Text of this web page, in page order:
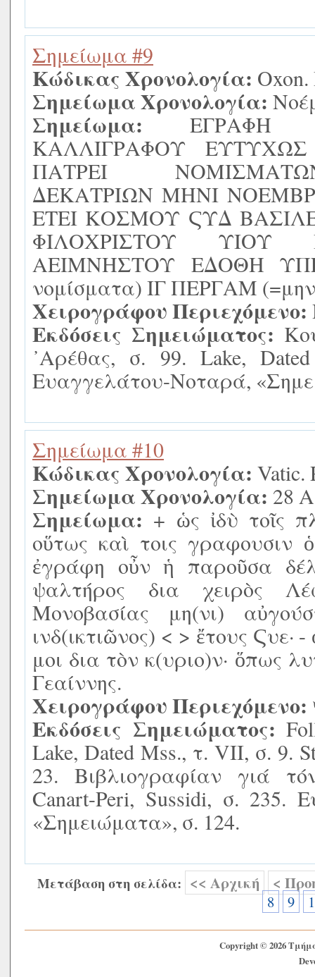
Σημείωμα #9
Κώδικας Χρονολογία:
Σημείωμα Χρονολογία:
Σημείωμα: ΕΓΡΑΦΗ
ΚΑΛΛΙΓΡΑΦΟΥ
ΠΑΤΡΕΙ
ΔΕΚΑΤΡΙΩΝ ΜΗΝΙ
ΕΤΕΙ ΚΟΣΜΟΥ ϚΥΔ
ΦΙΛΟΧΡΙΣΤΟΥ ΥΙΟΥ
ΑΕΙΜΝΗΣΤΟΥ ΕΔΟΘΗ
νομίσματα) ΙΓ ΠΕΡΓΑΜ
Χειρογράφου Περιεχόμενο:
Εκδόσεις Σημειώματος:
᾿Αρέθας, σ. 99. Lake,
Ευαγγελάτου-Νοταρά,
Σημείωμα #10
Κώδικας Χρονολογία: Vatic.
Σημείωμα Χρονολογία: 28
Σημείωμα: + ὡς ἰδὺ τοῖς
οὕτως καὶ τοις γραφουσιν
ἐγράφη οὖν ἡ παροῦσα
ψαλτήρος δια χειρὸς
Μονοβασίας μη(νι)
ινδ(ικτιῶνος) < > ἔτους
μοι δια τὸν κ(υριο)ν· ὅπως
Γεαίννης.
Χειρογράφου Περιεχόμενο:
Εκδόσεις Σημειώματος:
Lake, Dated Mss., τ. VIΙ, σ. 9.
23. Βιβλιογραφίαν γιά
Canart-Peri, Sussidi, σ. 235.
«Σημειώματα», σ. 124.
Μετάβαση στη σελίδα: << Αρχική <
8 9
Copyright © 2026